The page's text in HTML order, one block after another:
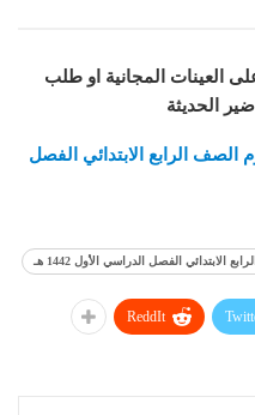
العينات المجانية او طلب
الحديثة
الصف الرابع الابتدائي الفصل
الفصل الدراسي الأول 1442 هـ
ReddIt